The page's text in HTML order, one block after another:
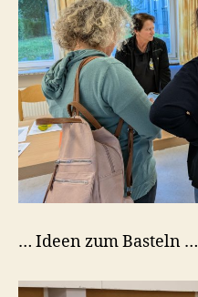
… Ideen zum Basteln …